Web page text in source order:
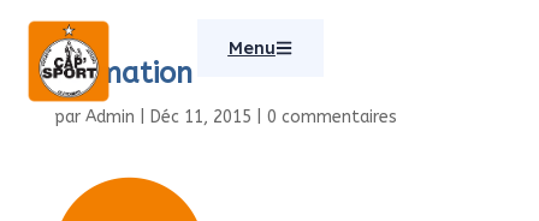
Menu
formation
par Admin Déc 11, 2015 0 commentaires